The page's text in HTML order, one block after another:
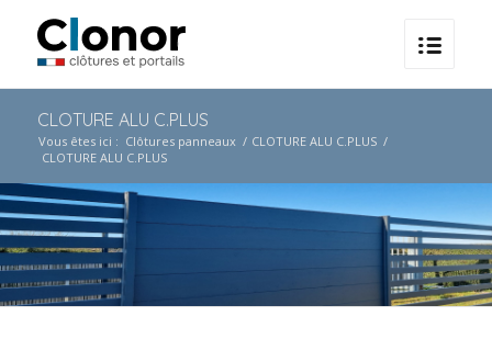
CLOTURE ALU C.PLUS
Vous êtes ici : Clôtures panneaux / CLOTURE ALU C.PLUS /
CLOTURE ALU C.PLUS